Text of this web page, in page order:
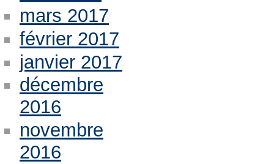
mars 2017
février 2017
janvier 2017
décembre
2016
novembre
2016